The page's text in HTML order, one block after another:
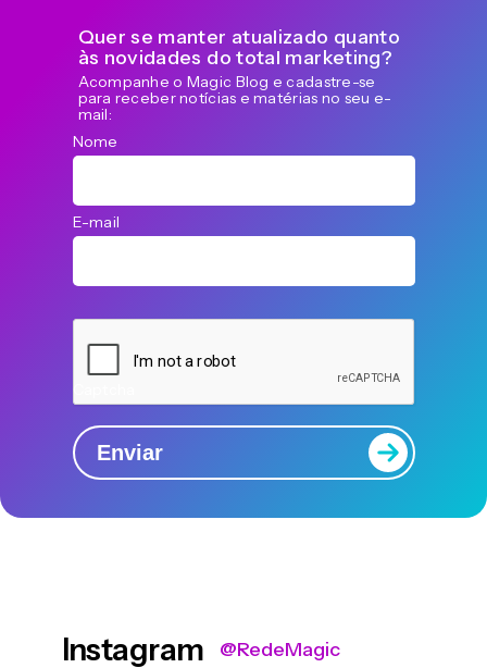
Quer se manter atualizado quanto
às novidades do total marketing?
Acompanhe o Magic Blog e cadastre-se
para receber notícias e matérias no seu e-
mail:
Nome
E-mail
Enviar
Instagram @RedeMagic